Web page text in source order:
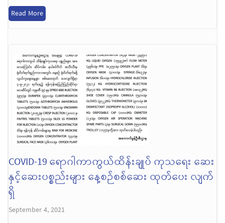
Read More
COVID-19 ရောဂါကာကွယ်ထိန်းချုပ် ကုသရေး ဆေး
နှင့်ဆေးပစ္စည်းများ နေ့စဉ်စစ်ဆေး ထုတ်ပေး လျက်
ရှိ
September 4, 2021